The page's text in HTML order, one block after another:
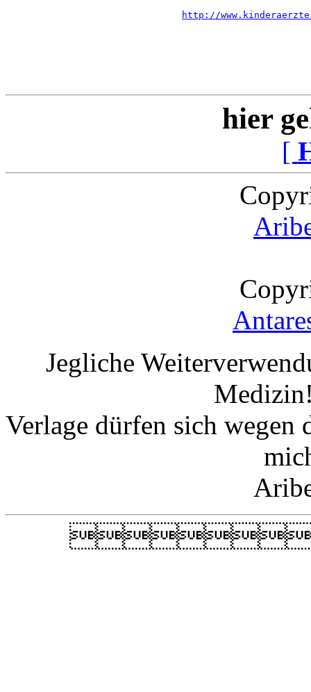
http://
hier
[
Jegliche
Verlage dürfen sich wegen